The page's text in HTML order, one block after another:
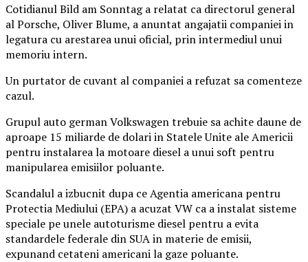
Cotidianul Bild am Sonntag a relatat ca directorul general
al Porsche, Oliver Blume, a anuntat angajatii companiei in
legatura cu arestarea unui oficial, prin intermediul unui
memoriu intern.
Un purtator de cuvant al companiei a refuzat sa comenteze
cazul.
Grupul auto german Volkswagen trebuie sa achite daune de
aproape 15 miliarde de dolari in Statele Unite ale Americii
pentru instalarea la motoare diesel a unui soft pentru
manipularea emisiilor poluante.
Scandalul a izbucnit dupa ce Agentia americana pentru
Protectia Mediului (EPA) a acuzat VW ca a instalat sisteme
speciale pe unele autoturisme diesel pentru a evita
standardele federale din SUA in materie de emisii,
expunand cetateni americani la gaze poluante.